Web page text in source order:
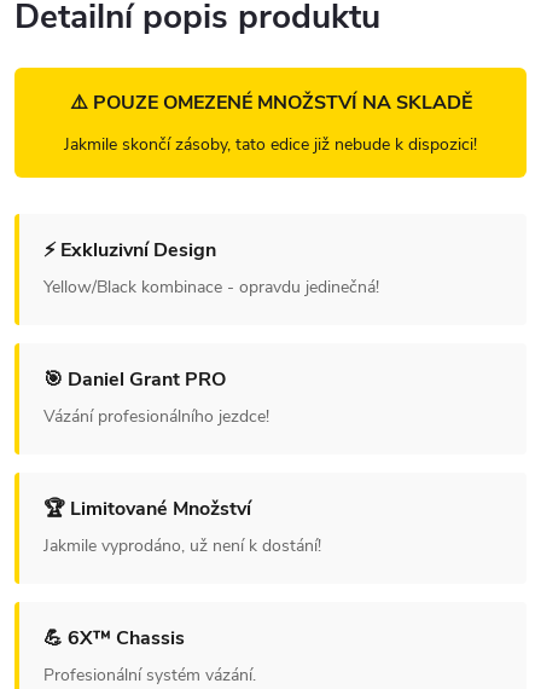
Detailní popis produktu
⚠️ POUZE OMEZENÉ MNOŽSTVÍ NA SKLADĚ
Jakmile skončí zásoby, tato edice již nebude k dispozici!
⚡ Exkluzivní Design
Yellow/Black kombinace - opravdu jedinečná!
🎯 Daniel Grant PRO
Vázání profesionálního jezdce!
🏆 Limitované Množství
Jakmile vyprodáno, už není k dostání!
💪 6X™ Chassis
Profesionální systém vázání.